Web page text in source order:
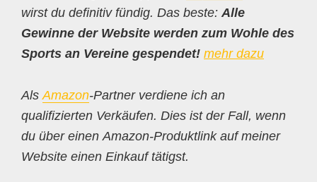
wirst du definitiv fündig. Das beste: Alle
Gewinne der Website werden zum Wohle des
Sports an Vereine gespendet! mehr dazu
AlsAmazon-Partner verdiene ich an
qualifizierten Verkäufen. Dies ist der Fall, wenn
du über einen Amazon-Produktlink auf meiner
Website einen Einkauf tätigst.